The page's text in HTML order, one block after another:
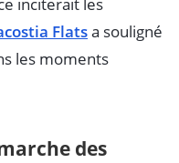
inciterait les
Flatsa souligné
les moments
des